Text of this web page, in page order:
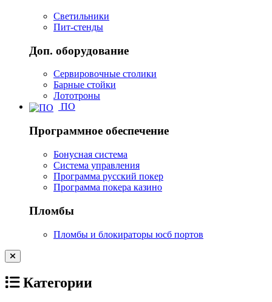
Светильники
Пит-стенды
Доп. оборудование
Сервировочные столики
Барные стойки
Лототроны
ПО
Программное обеспечение
Бонусная система
Система управления
Программа русский покер
Программа покера казино
Пломбы
Пломбы и блокираторы юсб портов
Категории